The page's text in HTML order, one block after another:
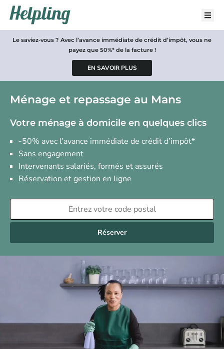
Le saviez-vous ? Avec l’avance immédiate de crédit d’impôt, vous ne
payez que 50%* de la facture !
Ménage et repassage au Mans
Votre ménage à domicile en quelques clics
-50% avec l’avance immédiate de crédit d’impôt*
Sans engagement
Intervenants salariés, formés et assurés
Réservation et gestion en ligne
Réserver